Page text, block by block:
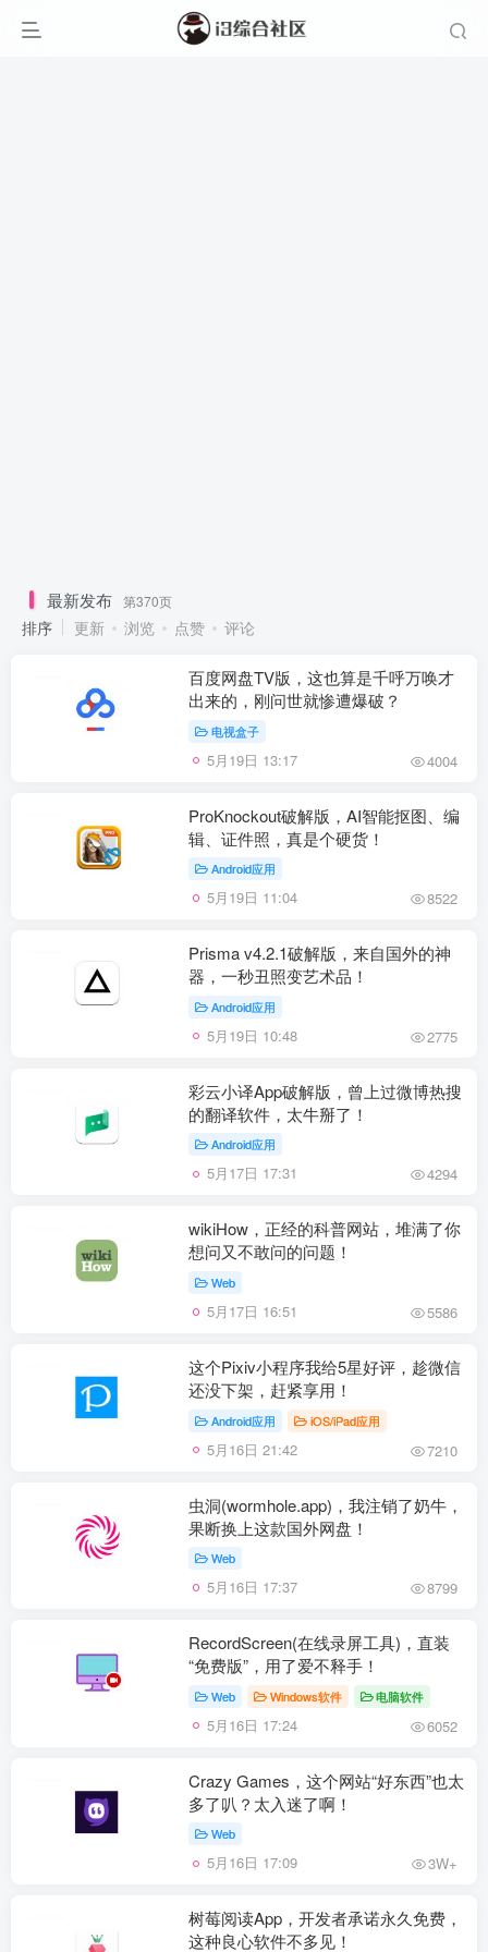
最新发布 第370页
排序 更新 浏览 点赞 评论
百度网盘TV版，这也算是千呼万唤才
出来的，刚问世就惨遭爆破？
电视盒子
5月19日 13:17 4004
ProKnockout破解版，AI智能抠图、编
辑、证件照，真是个硬货！
Android应用
5月19日 11:04 8522
Prisma v4.2.1破解版，来自国外的神
器，一秒丑照变艺术品！
Android应用
5月19日 10:48 2775
彩云小译App破解版，曾上过微博热搜
的翻译软件，太牛掰了！
Android应用
5月17日 17:31 4294
wikiHow，正经的科普网站，堆满了你
想问又不敢问的问题！
Web
5月17日 16:51 5586
这个Pixiv小程序我给5星好评，趁微信
还没下架，赶紧享用！
Android应用 iOS/iPad应用
5月16日 21:42 7210
虫洞(wormhole.app)，我注销了奶牛，
果断换上这款国外网盘！
Web
5月16日 17:37 8799
RecordScreen(在线录屏工具)，直装
“免费版”，用了爱不释手！
Web Windows软件 电脑软件
5月16日 17:24 6052
Crazy Games，这个网站“好东西”也太
多了叭？太入迷了啊！
Web
5月16日 17:09 3W+
树莓阅读App，开发者承诺永久免费，
这种良心软件不多见！